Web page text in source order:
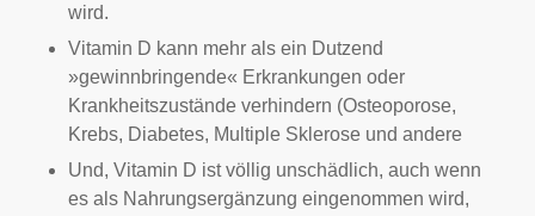
wird.
Vitamin D kann mehr als ein Dutzend
»gewinnbringende« Erkrankungen oder
Krankheitszustände verhindern (Osteoporose,
Krebs, Diabetes, Multiple Sklerose und andere
Und, Vitamin D ist völlig unschädlich, auch wenn
es als Nahrungsergänzung eingenommen wird,